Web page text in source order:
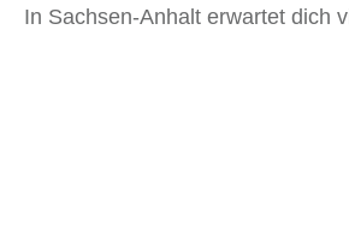
In Sachsen-Anhalt erwartet dich